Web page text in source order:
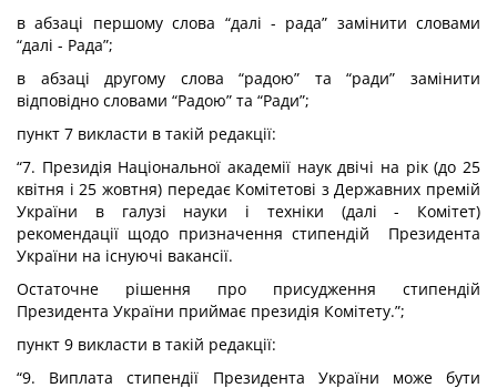
в абзаці першому слова “далі - рада” замінити словами
“далі - Рада”;
в абзаці другому слова “радою” та “ради” замінити
відповідно словами “Радою” та “Ради”;
пункт 7 викласти в такій редакції:
“7. Президія Національної академії наук двічі на рік (до 25
квітня і 25 жовтня) передає Комітетові з Державних премій
України в галузі науки і техніки (далі - Комітет)
рекомендації щодо призначення стипендій Президента
України на існуючі вакансії.
Остаточне рішення про присудження стипендій
Президента України приймає президія Комітету.”;
пункт 9 викласти в такій редакції:
“9. Виплата стипендії Президента України може бути